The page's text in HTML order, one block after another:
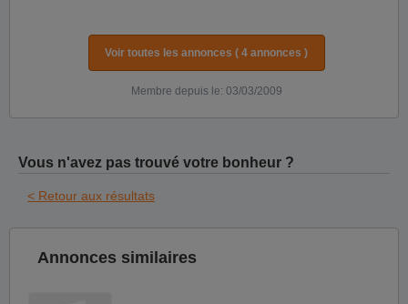
Voir toutes les annonces ( 4 annonces )
Membre depuis le: 03/03/2009
Vous n'avez pas trouvé votre bonheur ?
< Retour aux résultats
Annonces similaires